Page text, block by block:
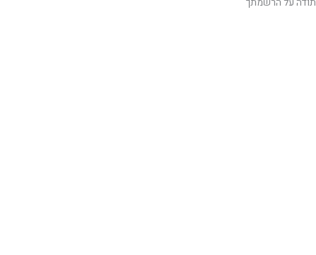
תודה על הרשמתך